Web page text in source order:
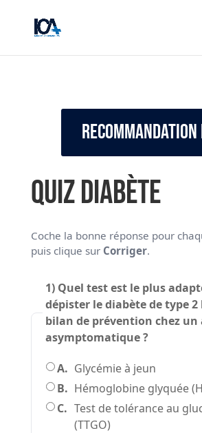
Recommandation
Quiz Diabète
Coche la bonne réponse pour
puis clique sur Corriger.
1) Quel test est le plus
dépister le diabète de type
bilan de prévention chez
asymptomatique ?
A. Glycémie à jeun
B. Hémoglobine glyquée
C. Test de tolérance au
(TTGO)